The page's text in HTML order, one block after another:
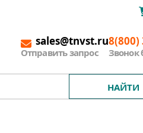
sales@tnvst.ru
Отправить запрос
8(800)
Звонок
НАЙТИ